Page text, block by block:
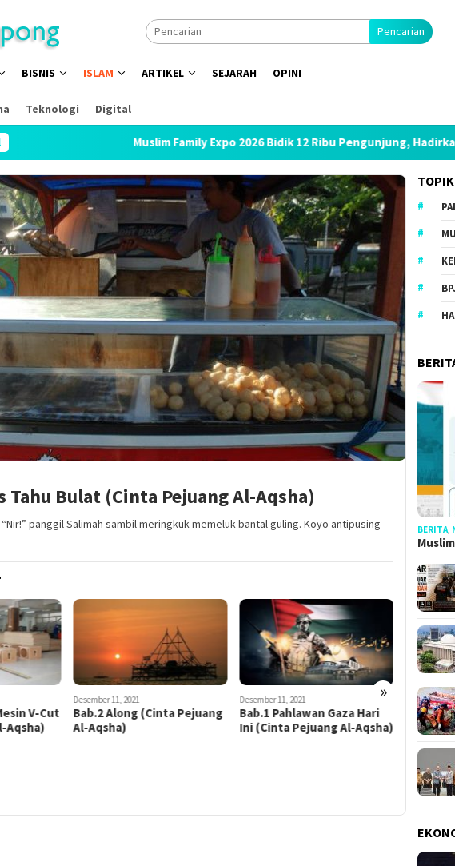
Pencarian
BISNIS ISLAM ARTIKEL SEJARAH OPINI
Teknologi Digital
Muslim Family Expo 2026 Bidik 12 Ribu Pengunjung, Hadirkan Bazar
Tahu Bulat (Cinta Pejuang Al-Aqsha)
panggil Salimah sambil meringkuk memeluk bantal guling. Koyo antipusing
»
V-Cut
Aqsha)
Desember 11, 2021
Bab.2 Along (Cinta Pejuang
Al-Aqsha)
Desember 11, 2021
Bab.1 Pahlawan Gaza Hari
Ini (Cinta Pejuang Al-Aqsha)
Januari 23,
Bab. 4
(Cinta
BERITA